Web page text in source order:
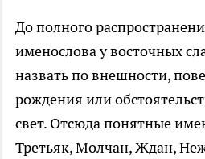
До полного
именослова у восточных
назвать по внешности,
рождения или
свет. Отсюда понятные
Третьяк, Молчан, Ждан,